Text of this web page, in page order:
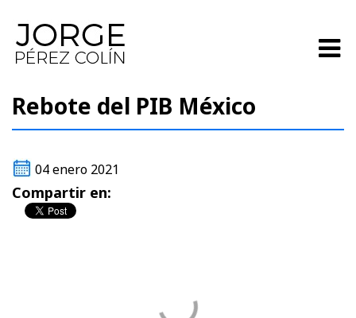
Rebote del PIB México
04 enero 2021
Compartir en: